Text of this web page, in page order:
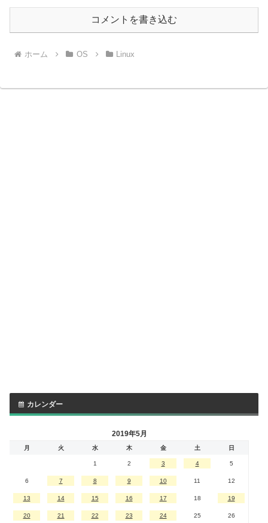
コメントを書き込む
ホーム OS Linux
カレンダー
2019年5月
月 火 水 木 金 土 日
1 2 3 4 5
6 7 8 9 10 11 12
13 14 15 16 17 18 19
20 21 22 23 24 25 26